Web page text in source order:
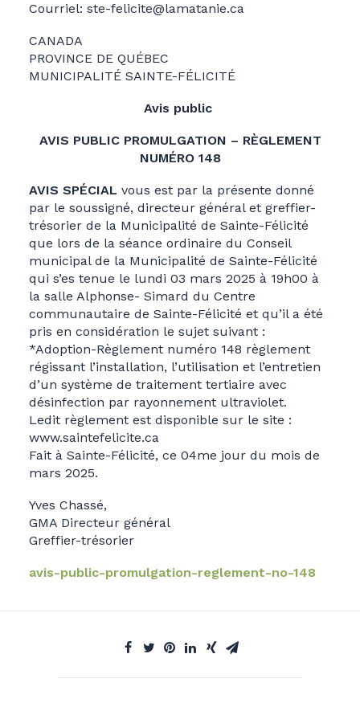
Courriel: ste-felicite@lamatanie.ca
CANADA
PROVINCE DE QUÉBEC
MUNICIPALITÉ SAINTE-FÉLICITÉ
Avis public
AVIS PUBLIC PROMULGATION – RÈGLEMENT
NUMÉRO 148
AVIS SPÉCIAL vous est par la présente donné
par le soussigné, directeur général et greffier-
trésorier de la Municipalité de Sainte-Félicité
que lors de la séance ordinaire du Conseil
municipal de la Municipalité de Sainte-Félicité
qui s’es tenue le lundi 03 mars 2025 à 19h00 à
la salle Alphonse- Simard du Centre
communautaire de Sainte-Félicité et qu’il a été
pris en considération le sujet suivant :
*Adoption-Règlement numéro 148 règlement
régissant l’installation, l’utilisation et l’entretien
d’un système de traitement tertiaire avec
désinfection par rayonnement ultraviolet.
Ledit règlement est disponible sur le site :
www.saintefelicite.ca
Fait à Sainte-Félicité, ce 04me jour du mois de
mars 2025.
Yves Chassé,
GMA Directeur général
Greffier-trésorier
avis-public-promulgation-reglement-no-148